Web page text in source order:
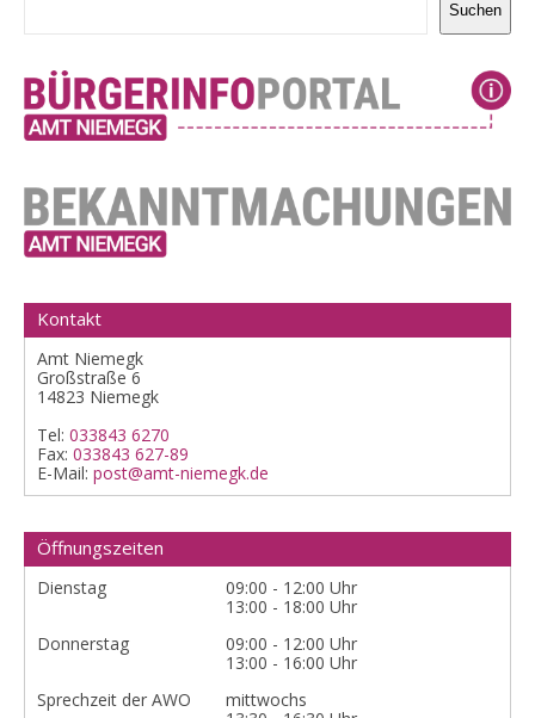
Suchen
Kontakt
Amt Niemegk
Großstraße 6
14823 Niemegk
Tel: 033843 6270
Fax: 033843 627-89
E-Mail: post@amt-niemegk.de
Öffnungszeiten
Dienstag
09:00 - 12:00 Uhr
13:00 - 18:00 Uhr
Donnerstag
09:00 - 12:00 Uhr
13:00 - 16:00 Uhr
Sprechzeit der AWO
mittwochs